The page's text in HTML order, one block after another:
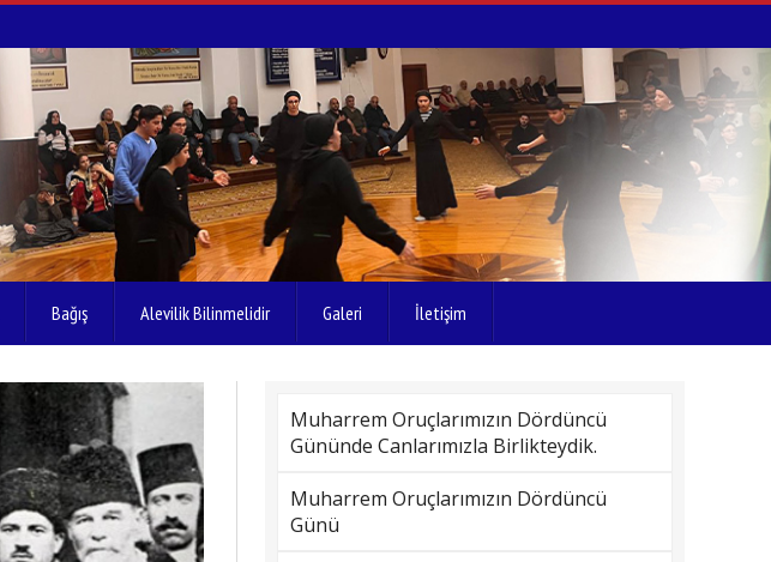
Bağış Alevilik Bilinmelidir Galeri İletişim
Muharrem Oruçlarımızın Dördüncü
Gününde Canlarımızla Birlikteydik.
Muharrem Oruçlarımızın Dördüncü
Günü